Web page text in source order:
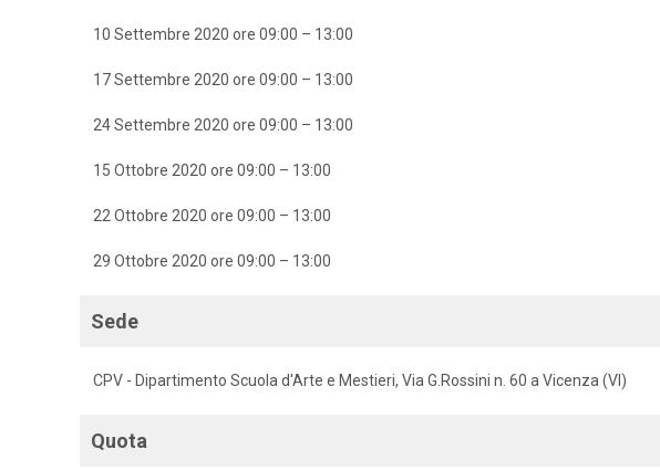
10 Settembre 2020 ore 09:00 – 13:00
17 Settembre 2020 ore 09:00 – 13:00
24 Settembre 2020 ore 09:00 – 13:00
15 Ottobre 2020 ore 09:00 – 13:00
22 Ottobre 2020 ore 09:00 – 13:00
29 Ottobre 2020 ore 09:00 – 13:00
Sede
CPV - Dipartimento Scuola d'Arte e Mestieri, Via G.Rossini n. 60 a Vicenza (VI)
Quota